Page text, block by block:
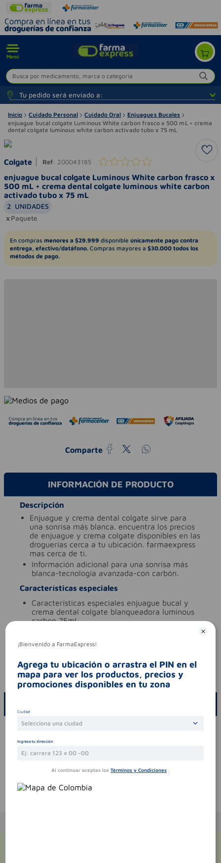
Menú
Busca por medicamento, marca o categoría
Tu pedido será enviado a:
Inicio Cuidado Personal Cuidado Oral
Enjuagues Bucales
enjuague bucal colgate Luminous White carbon frasco x 500 mL + crema
dental colgate luminous white carbon activado tubo x 75 mL
Colgate Ref: 200043185
enjuague bucal colgate Luminous White carbon frasco x
500 mL + crema dental colgate luminous white carbon
activado tubo x 75 mL
2 UNIDADES
Paquete
En compras menores a $29.999 disponible únicamente pago contra
entrega, efectivo/datáfono. Compras mayores a $30.000 todos los
métodos de pago.
Comparte
INFORMACIÓN DE PRODUCTO
Descripción
enjuague y crema dental colgate sirve para
una sonrisa más blanca. encuentra los precios
de enjuague y crema colgate disponibles en las
droguerías cerca a tu ubicación. farmaexpress
mas cerca de ti.
información adicional para una sonrisa más
blanca-tecnología avanzada-con carbón.
Características especiales
características especiales enjuague bucal y
crema dental colgate blanqueadora luminous
carbon 75ml
tipo de producto enjuague bucal
Aviso legal
codigo invima nsoc92946-19co
Por favor, inicie sesión para escribir un comentario
Sin comentarios.
¡Bienvenido a FarmaExpress!
Agrega tu ubicación o arrastra el PIN en el
mapa para ver los productos, precios y
promociones disponibles en tu zona
Ciudad
Selecciona una ciudad
Ingresa tu dirección
Al continuar aceptas los Términos y Condiciones .